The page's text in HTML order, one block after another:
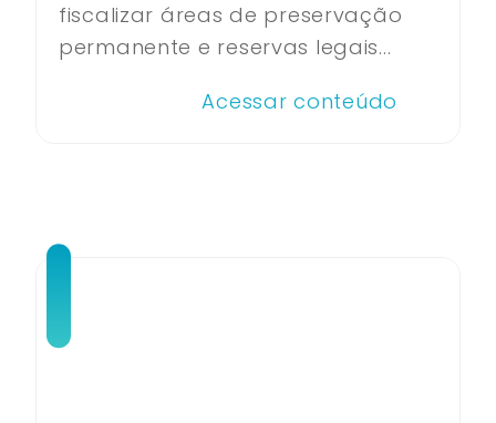
fiscalizar áreas de preservação
permanente e reservas legais...
Acessar conteúdo